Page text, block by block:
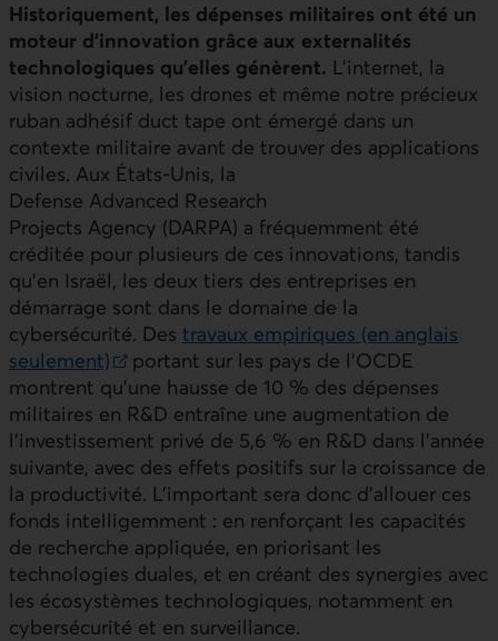
Historiquement, les dépenses militaires ont été un
moteur d’innovation grâce aux externalités
technologiques qu’elles génèrent. L’internet, la
vision nocturne, les drones et même notre précieux
ruban adhésif duct tape ont émergé dans un
contexte militaire avant de trouver des applications
civiles. Aux États‑Unis, la
Defense Advanced Research
Projects Agency (DARPA) a fréquemment été
créditée pour plusieurs de ces innovations, tandis
qu’en Israël, les deux tiers des entreprises en
démarrage sont dans le domaine de la
cybersécurité. Des travaux empiriques (en anglais
seulement)
Lien externe au site.
portant sur les pays de l’OCDE
montrent qu’une hausse de 10 % des dépenses
militaires en R&D entraîne une augmentation de
l’investissement privé de 5,6 % en R&D dans l’année
suivante, avec des effets positifs sur la croissance de
la productivité. L’important sera donc d’allouer ces
fonds intelligemment : en renforçant les capacités
de recherche appliquée, en priorisant les
technologies duales, et en créant des synergies avec
les écosystèmes technologiques, notamment en
cybersécurité et en surveillance.